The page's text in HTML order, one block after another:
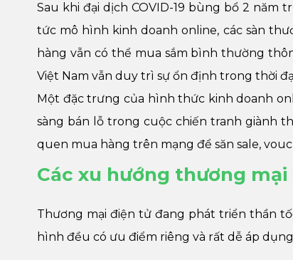
Sau khi đại dịch COVID-19 bùng bổ 2
tức mô hình kinh doanh online, các sàn
hàng vẫn có thể mua sắm bình thường
Việt Nam vẫn duy trì sự ổn định trong thời
Một đặc trưng của hình thức kinh doanh
sàng bán lỗ trong cuộc chiến tranh giành
quen mua hàng trên mạng để săn sale,
Các xu hướng thương
Thương mại điện tử đang phát triển thần
hình đều có ưu điểm riêng và rất dễ áp